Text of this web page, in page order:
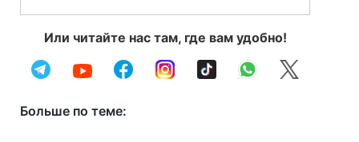
Или читайте нас там, где вам удобно!
Больше по теме: